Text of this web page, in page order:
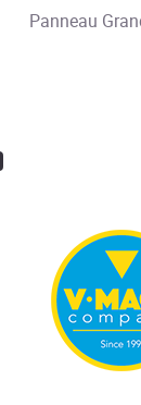
Panneau